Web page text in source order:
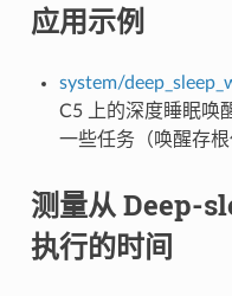
应用示例
system/
C5 上的深度睡眠唤
一些任务（唤醒存
测量从 Deep-
执行的时间